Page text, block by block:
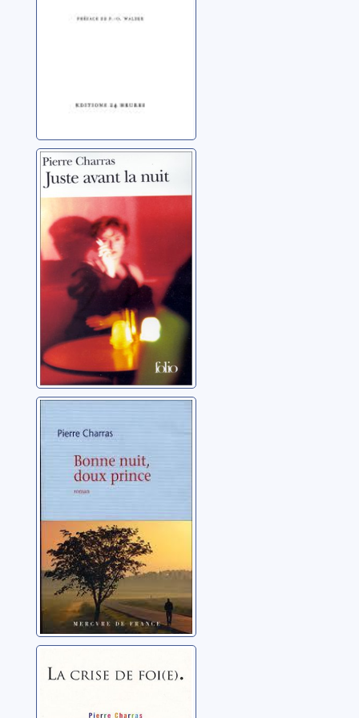
Juste avant la
nuit
Charras, Pierre
prince: roman
Charras, Pierre
La crise de foi(e)